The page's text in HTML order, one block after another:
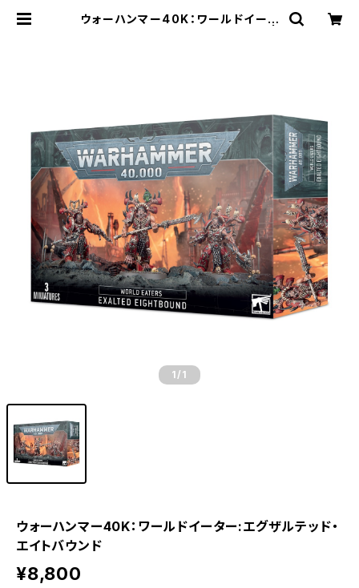
ウォーハンマー40K：ワールドイータ
1 /1
ウォーハンマー40K：ワールドイーター:エグザルテッド・
エイトバウンド
¥8,800